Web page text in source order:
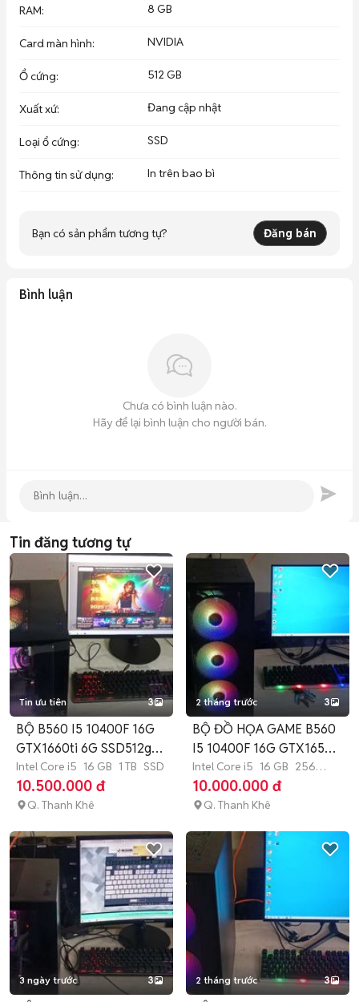
RAM: 8 GB
Card màn hình: NVIDIA
Ổ cứng: 512 GB
Xuất xứ: Đang cập nhật
Loại ổ cứng: SSD
Thông tin sử dụng: In trên bao bì
Bạn có sản phẩm tương tự? Đăng bán
Bình luận
Chưa có bình luận nào.
Hãy để lại bình luận cho người bán.
Tin đăng tương tự
Tin ưu tiên 3
BỘ B560 I5 10400F 16G
GTX1660ti 6G SSD512g
MH 27IN
Intel Core i5 16 GB 1 TB SSD
10.500.000 đ
Q. Thanh Khê
2 tháng trước 3
BỘ ĐỒ HỌA GAME B560
I5 10400F 16G GTX1650
4G MH 27
Intel Core i5 16 GB 256
GB SSD
10.000.000 đ
Q. Thanh Khê
3 ngày trước 3 2 tháng trước 3